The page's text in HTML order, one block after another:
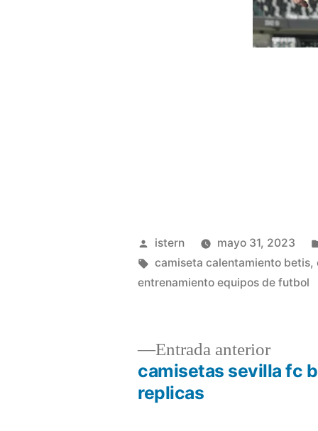
Publicado
por
istern mayo 31, 2023
Etiquetas:
camiseta calentamiento betis,
entrenamiento equipos de futbol
Navegación
Entrada anteriorEntrada
camisetas sevilla fc
replicas